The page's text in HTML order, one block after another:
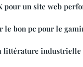
pour un site web
le bon pc pour le
littérature industrielle